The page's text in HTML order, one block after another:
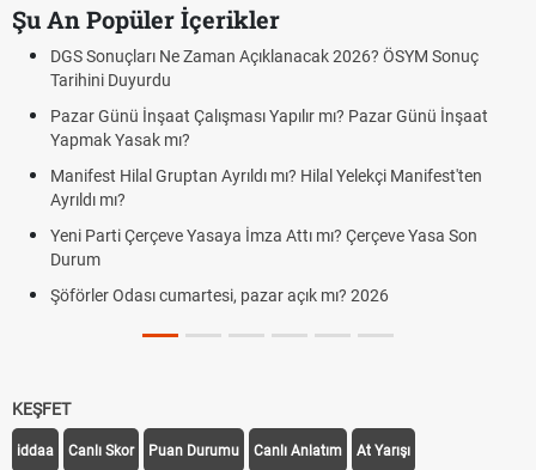
Şu An Popüler İçerikler
DGS Sonuçları Ne Zaman Açıklanacak 2026? ÖSYM Sonuç
Tarihini Duyurdu
Pazar Günü İnşaat Çalışması Yapılır mı? Pazar Günü İnşaat
Yapmak Yasak mı?
Manifest Hilal Gruptan Ayrıldı mı? Hilal Yelekçi Manifest'ten
Ayrıldı mı?
Yeni Parti Çerçeve Yasaya İmza Attı mı? Çerçeve Yasa Son
Durum
Şöförler Odası cumartesi, pazar açık mı? 2026
KEŞFET
iddaa Canlı Skor Puan Durumu Canlı Anlatım At Yarışı